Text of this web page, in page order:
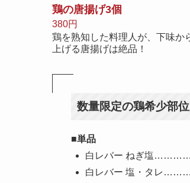
鶏の唐揚げ3個
380円
鶏を熟知した料理人が、下味か
上げる唐揚げは絶品！
数量限定の鶏希少部位
■単品
白レバー ねぎ塩
白レバー 塩・タレ